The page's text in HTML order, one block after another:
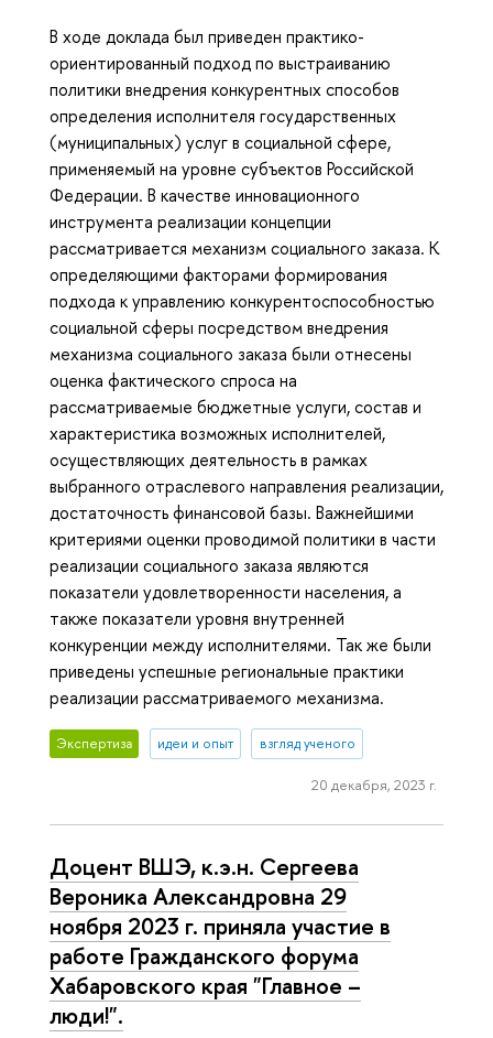
В ходе доклада был приведен практико-
ориентированный подход по выстраиванию
политики внедрения конкурентных способов
определения исполнителя государственных
(муниципальных) услуг в социальной сфере,
применяемый на уровне субъектов Российской
Федерации. В качестве инновационного
инструмента реализации концепции
рассматривается механизм социального заказа. К
определяющими факторами формирования
подхода к управлению конкурентоспособностью
социальной сферы посредством внедрения
механизма социального заказа были отнесены
оценка фактического спроса на
рассматриваемые бюджетные услуги, состав и
характеристика возможных исполнителей,
осуществляющих деятельность в рамках
выбранного отраслевого направления реализации,
достаточность финансовой базы. Важнейшими
критериями оценки проводимой политики в части
реализации социального заказа являются
показатели удовлетворенности населения, а
также показатели уровня внутренней
конкуренции между исполнителями. Так же были
приведены успешные региональные практики
реализации рассматриваемого механизма.
Экспертиза идеи и опыт взгляд ученого
20 декабря, 2023 г.
Доцент ВШЭ, к.э.н. Сергеева
Вероника Александровна 29
ноября 2023 г. приняла участие в
работе Гражданского форума
Хабаровского края "Главное –
люди!".